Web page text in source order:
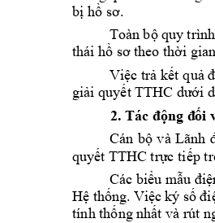
bị hồ sơ.
Toàn bộ quyt
thái hồ sơ theo thời
Việc trả kết quả
giải quyết TTHC dưới
2. Tác động đối
Cán bộ và Lãnh
quyết TTHC trực tiếp
Các biểu mẫu
Hệ thống. Việc ký số
tính thống nhất và rút